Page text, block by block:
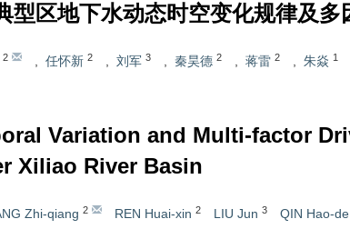
型区地下水动态时空变化规律及多
2 任怀新 2 刘军 3 秦昊德 2 蒋雷 2 朱焱 1
Variation and Multi-factor
Xiliao River Basin
Zhi-qiang 2 REN Huai-xin 2 LIU Jun 3 QIN Hao-de